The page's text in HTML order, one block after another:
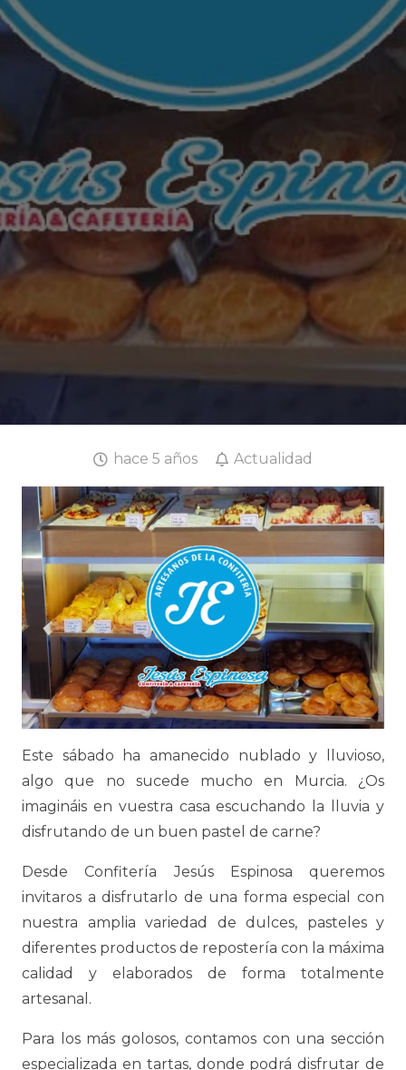
hace 5 años Actualidad
Este sábado ha amanecido nublado y lluvioso,
algo que no sucede mucho en Murcia. ¿Os
imagináis en vuestra casa escuchando la lluvia y
disfrutando de un buen pastel de carne?
Desde Confitería Jesús Espinosa queremos
invitaros a disfrutarlo de una forma especial con
nuestra amplia variedad de dulces, pasteles y
diferentes productos de repostería con la máxima
calidad y elaborados de forma totalmente
artesanal.
Para los más golosos, contamos con una sección
especializada en tartas, donde podrá disfrutar de